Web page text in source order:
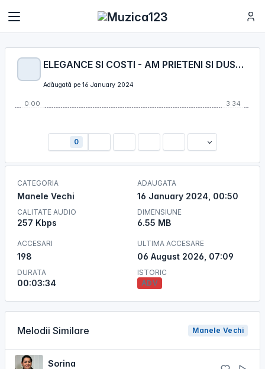
ELEGANCE SI COSTI - AM PRIETENI SI DUSMANI [ ORIGINALA ]
Adăugată pe 16 January 2024
0:00 3:34
0
CATEGORIA
Manele Vechi
CALITATE AUDIO
257 Kbps
ADAUGATA
16 January 2024, 00:50
DIMENSIUNE
6.55 MB
ACCESARI
198
DURATA
00:03:34
ULTIMA ACCESARE
06 August 2026, 07:09
ISTORIC
ADV
Melodii Similare Manele Vechi
Sorina